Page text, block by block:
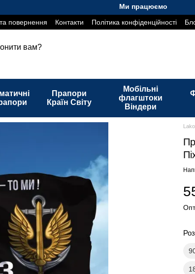
Ми працюємо. Все буде
повернення
Контакти Політика конфіденційності
вам?
Прапори
Країн Світу
Мобільні
флагштоки
Віндери